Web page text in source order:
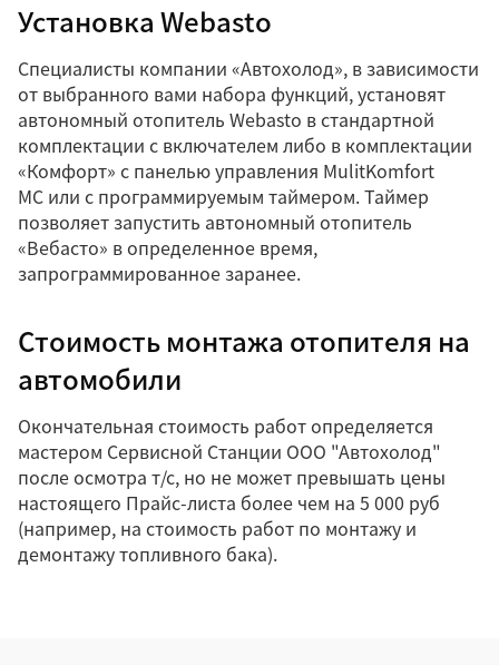
Установка Webasto
Специалисты компании «Автохолод», в зависимости
от выбранного вами набора функций, установят
автономный отопитель Webasto в стандартной
комплектации с включателем либо в комплектации
«Комфорт» с панелью управления MulitKomfort
MC или с программируемым таймером. Таймер
позволяет запустить автономный отопитель
«Вебасто» в определенное время,
запрограммированное заранее.
Стоимость монтажа отопителя на
автомобили
Окончательная стоимость работ определяется
мастером Сервисной Станции ООО "Автохолод"
после осмотра т/с, но не может превышать цены
настоящего Прайс-листа более чем на 5 000 руб
(например, на стоимость работ по монтажу и
демонтажу топливного бака).